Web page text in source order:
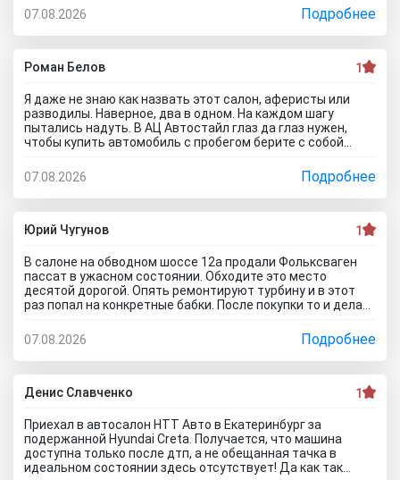
советовал бы вам приезжать в этот автоцентр на
Гражданскую 1Д в Ставрополь, потому что это наглый
обман! Они только на сайте большой автосалон с
шикарными ценами, на деле мелкая шарашка разводящая
покупателей.
07.08.2026 Подробнее
Роман Белов 1
Я даже не знаю как назвать этот салон, аферисты или
разводилы. Наверное, два в одном. На каждом шагу
пытались надуть. В АЦ Автостайл глаз да глаз нужен,
чтобы купить автомобиль с пробегом берите с собой
еще юриста захватите. Менеджер вообще никак не давал
осмотреть авто. Ни капот открыть, ни в салон сесть, ни
днище глянуть. Попросил документы и то вместо них
ксерокопии принес. Мне даже смешно стало. Может по
картинкам тачку выбирать будем? Как я его не убеждал,
настаивать больше не стал, но очень интересно было, а
если бы я 5 тачек осмотреть захотел, на все 5 договора
бы писали? Бред полнейший..хорошо что в Челябинске
есть куча других автосалонов и этот с лживый автоцентр
можно спокойно объехать стороной.
07.08.2026 Подробнее
Юрий Чугунов 1
В салоне на обводном шоссе 12а продали Фольксваген
пассат в ужасном состоянии. Обходите это место
десятой дорогой. Опять ремонтируют турбину и в этот
раз попал на конкретные бабки. После покупки то и делаю,
что все с машиной идеально, а сейчас ничего не могу
сделать по гарантийному ремонту. Аферисты хреновы! Я
когда спрашивают где купить автомобиль в Тольятти
говорю - где угодно но не в автосалоне М-Авто!
07.08.2026 Подробнее
Денис Славченко 1
Приехал в автосалон НТТ Авто в Екатеринбург за
подержанной Hyundai Creta. Получается, что машина
доступна только после дтп, а не обещанная тачка в
идеальном состоянии здесь отсутствует! Да как так